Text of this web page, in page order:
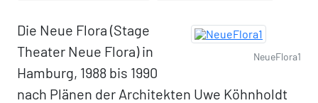
NeueFlora1
Die Neue Flora (Stage
Theater Neue Flora) in
Hamburg, 1988 bis 1990
nach Plänen der Architekten Uwe Köhnholdt